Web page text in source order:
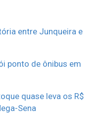
entre Junqueira e
ponto de ônibus em
quase leva os R$
Sena